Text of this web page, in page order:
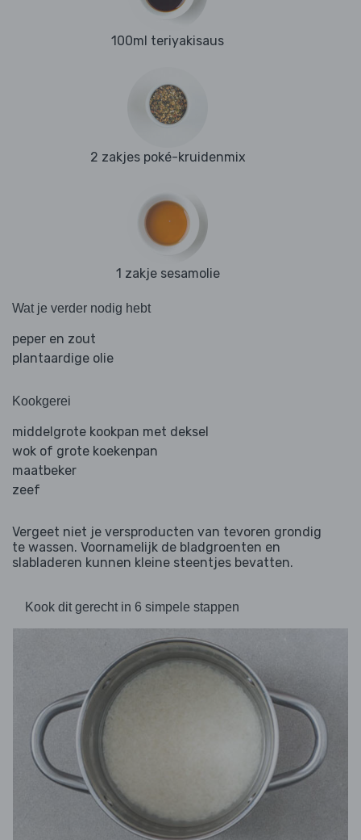
100ml teriyakisaus
2 zakjes poké-kruidenmix
1 zakje sesamolie
Wat je verder nodig hebt
peper en zout
plantaardige olie
Kookgerei
middelgrote kookpan met deksel
wok of grote koekenpan
maatbeker
zeef
Vergeet niet je versproducten van tevoren grondig
te wassen. Voornamelijk de bladgroenten en
slabladeren kunnen kleine steentjes bevatten.
Kook dit gerecht in 6 simpele stappen